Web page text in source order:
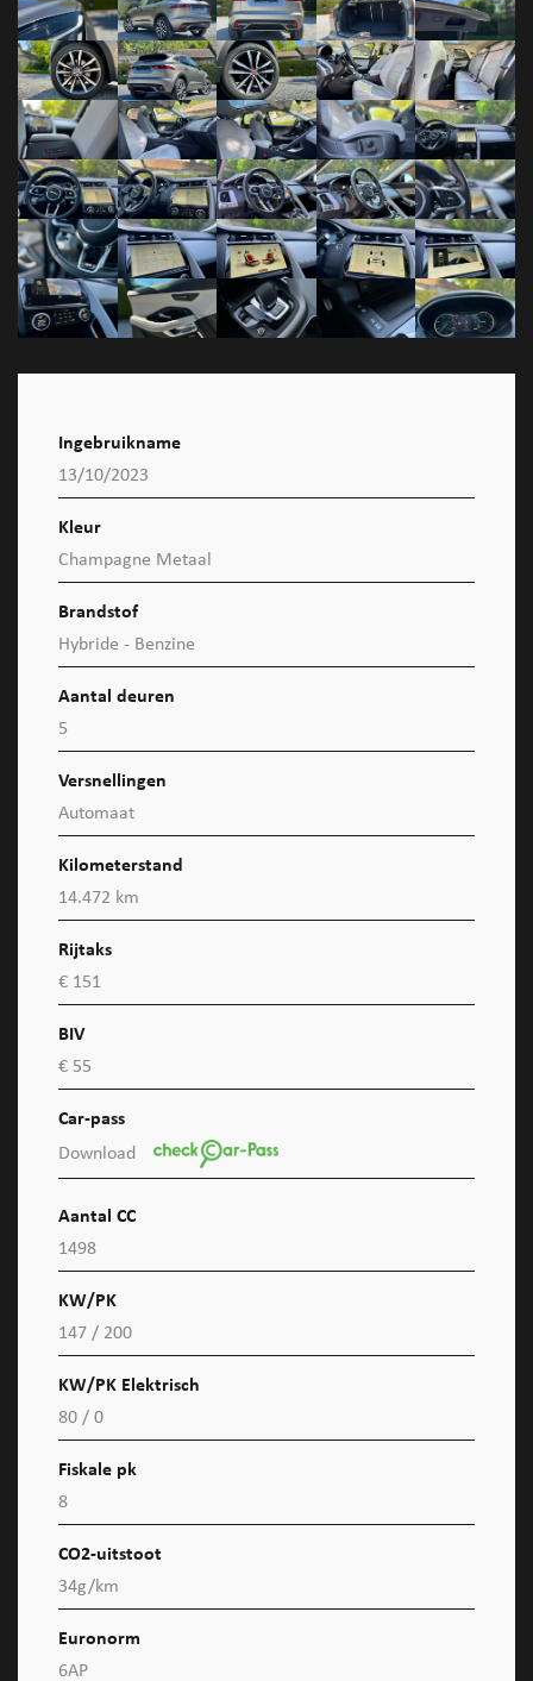
Ingebruikname
13/10/2023
Kleur
Champagne Metaal
Brandstof
Hybride - Benzine
Aantal deuren
5
Versnellingen
Automaat
Kilometerstand
14.472 km
Rijtaks
€ 151
BIV
€ 55
Car-pass
Download
Aantal CC
1498
KW/PK
147 / 200
KW/PK Elektrisch
80 / 0
Fiskale pk
8
CO2-uitstoot
34g/km
Euronorm
6AP